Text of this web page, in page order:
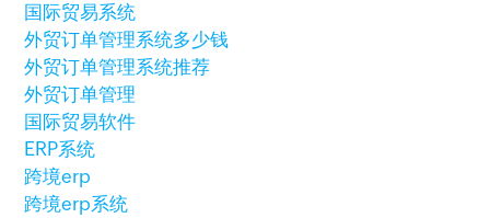
国际贸易系统
外贸订单管理系统多少钱
外贸订单管理系统推荐
外贸订单管理
国际贸易软件
ERP系统
跨境erp
跨境erp系统